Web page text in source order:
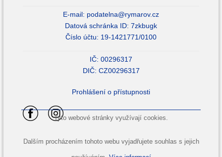
E-mail: podatelna@rymarov.cz
Datová schránka ID: 7zkbugk
Číslo účtu: 19-1421771/0100
IČ: 00296317
DIČ: CZ00296317
Prohlášení o přístupnosti
Tyto webové stránky využívají cookies.
Dalším procházením tohoto webu vyjadřujete souhlas s jejich